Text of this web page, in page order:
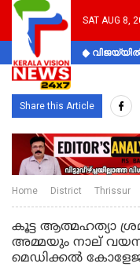
SAT AUG 8,
Share this Article
Home District Thrissur
കൂട്ട ആത്മഹത്യാ
അമ്മയും നാല്
മെഡിക്കൽ